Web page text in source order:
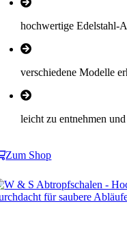
hochwertige Edelstahl-
verschiedene Modelle
leicht zu entnehmen
Zum Shop